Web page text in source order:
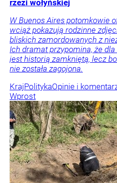
rzezi wołyńskiej
W Buenos Aires potomkowie
wciąż pokazują rodzinne
bliskich zamordowanych z
Ich dramat przypomina, że dla
jest historią zamkniętą, lecz
nie została zagojona.
KrajPolitykaOpinie i
Wprost